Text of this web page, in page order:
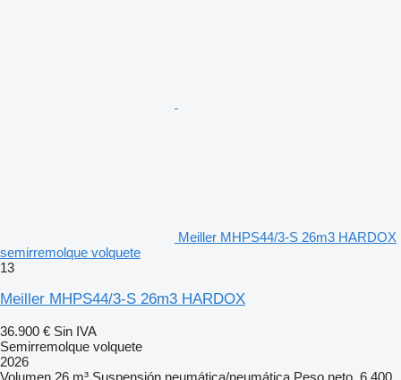
Meiller MHPS44/3-S 26m3 HARDOX
semirremolque volquete
13
Meiller MHPS44/3-S 26m3 HARDOX
36.900 € Sin IVA
Semirremolque volquete
2026